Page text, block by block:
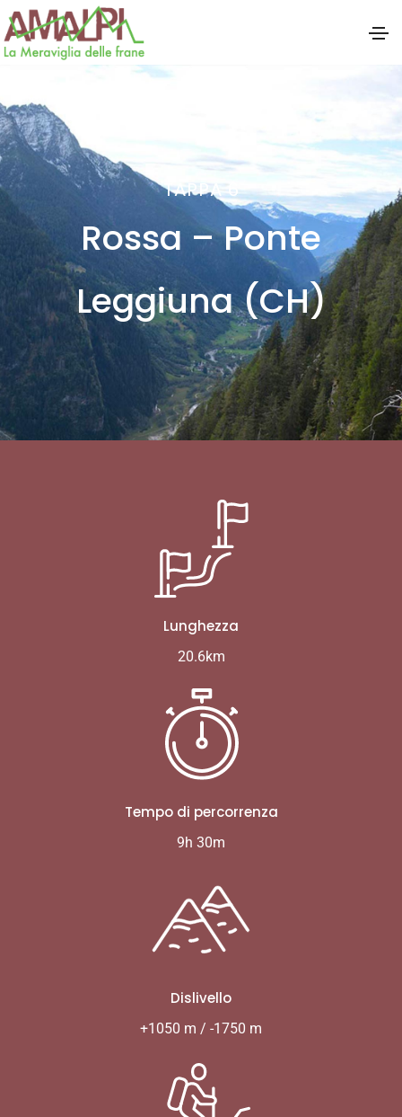
TAPPA 6
Rossa – Ponte
Leggiuna (CH)
Lunghezza
20.6km
Tempo di percorrenza
9h 30m
Dislivello
+1050 m / -1750 m